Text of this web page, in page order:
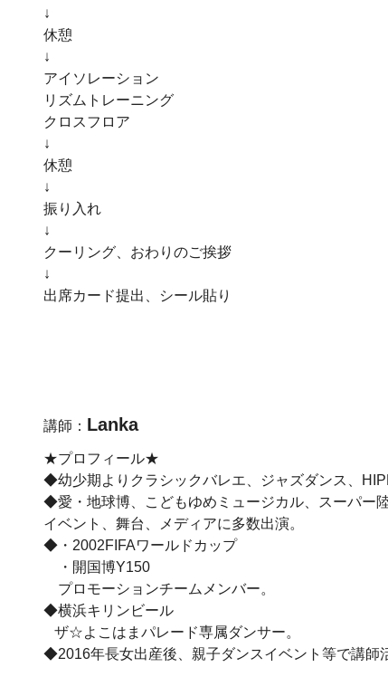
↓
休憩
↓
アイソレーション
リズムトレーニング
クロスフロア
↓
休憩
↓
振り入れ
↓
クーリング、おわりのご挨拶
↓
出席カード提出、シール貼り
講師： Lanka
★プロフィール★
◆幼少期よりクラシックバレエ、ジャズダンス、
◆愛・地球博、こどもゆめミュージカル、スーパー
イベント、舞台、メディアに多数出演。
◆・2002FIFAワールドカップ
・開国博Y150
プロモーションチームメンバー。
◆横浜キリンビール
ザ☆よこはまパレード専属ダンサー。
◆2016年長女出産後、親子ダンスイベント等で講師